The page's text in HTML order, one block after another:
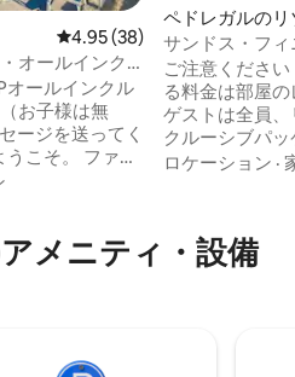
評価
レビュー38件、5つ星中4.95
4.95 (38)
オールインク
無料
オールインクル
お子様は無
ージを送ってく
グジュアリー
17歳の✔️ティ
✔️ 誰もがVIPブ
ペドレガルのリ
サンドス・フ
室を借りる
ご注意ください！ - Airbnbに掲載され
る料金は部屋の
ゲストは全員
クルーシブパ
あります。 サ
確認し、オー
ジの料金の見
ロケーション ·
メニティ・設備